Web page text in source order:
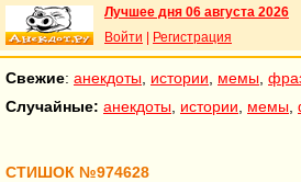
Лучшее дня 06 августа 2026
Войти
Регистрация
Свежие: анекдоты истории мемы
Случайные: анекдоты истории мемы
СТИШОК №974628